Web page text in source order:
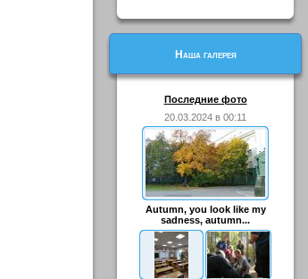
Наша галерея
Последние фото
20.03.2024 в 00:11
Autumn, you look like my
sadness, autumn...